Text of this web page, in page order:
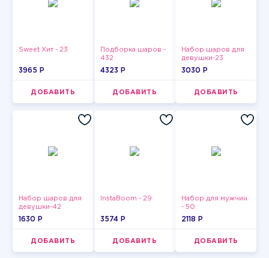
Sweet Хит - 23
3965 P
ДОБАВИТЬ
Подборка шаров -
432
4323 P
ДОБАВИТЬ
Набор шаров для
девушки-23
3030 P
ДОБАВИТЬ
Набор шаров для
девушки-42
1630 P
ДОБАВИТЬ
InstaBoom - 29
3574 P
ДОБАВИТЬ
Набор для мужчин
- 50
2118 P
ДОБАВИТЬ